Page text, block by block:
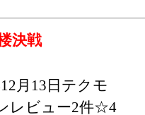
決戦
月13日テクモ
レビュー2件☆4